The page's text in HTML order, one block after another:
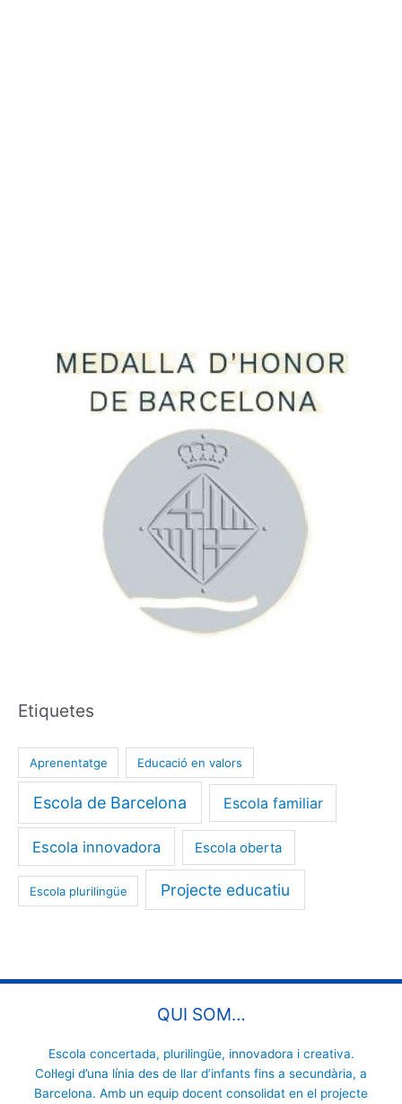
Etiquetes
Aprenentatge Educació en valors
Escola de Barcelona Escola familiar
Escola innovadora Escola oberta
Escola plurilingüe Projecte educatiu
QUI SOM…
Escola concertada, plurilingüe, innovadora i creativa.
Col·legi d’una línia des de llar d’infants fins a secundària, a
Barcelona. Amb un equip docent consolidat en el projecte